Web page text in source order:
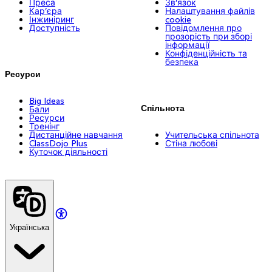
Преса
Кар’єра
Інжиніринг
Доступність
Ресурси
Big Ideas
Бали
Ресурси
Тренінг
Дистанційне навчання
ClassDojo Plus
Куточок діяльності
Зв’язок
Налаштування файлів
cookie
Повідомлення про
прозорість при зборі
інформації
Конфіденційність та
безпека
Спільнота
Учительська спільнота
Стіна любові
Українська